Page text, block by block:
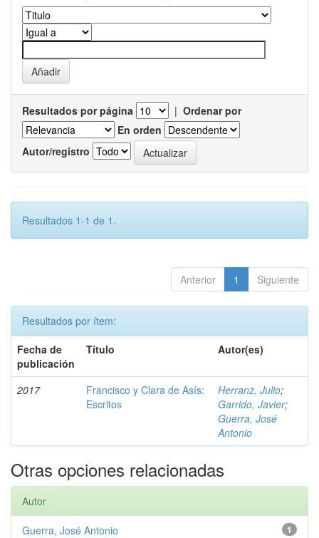
Resultados por página | Ordenar por
En orden
Autor/registro
Resultados 1-1 de 1.
Anterior 1 Siguiente
Resultados por ítem:
Fecha de
publicación
Título Autor(es)
2017
Francisco y Clara de Asís:
Escritos
Herranz, Julio;
Garrido, Javier;
Guerra, José
Antonio
Otras opciones relacionadas
Autor
1
Guerra, José Antonio